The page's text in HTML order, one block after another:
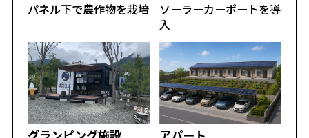
パネル下で農作物を栽培
ソーラーカーポートを導
入